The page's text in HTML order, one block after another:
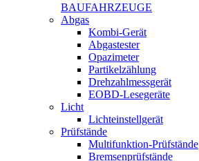
BAUFAHRZEUGE
Menu
Abgas
Kombi-Gerät
Abgastester
Opazimeter
Partikelzählung
Drehzahlmessgerät
EOBD-Lesegeräte
Licht
Lichteinstellgerät
Prüfstände
Multifunktion-Prüfstände
Bremsenprüfstände